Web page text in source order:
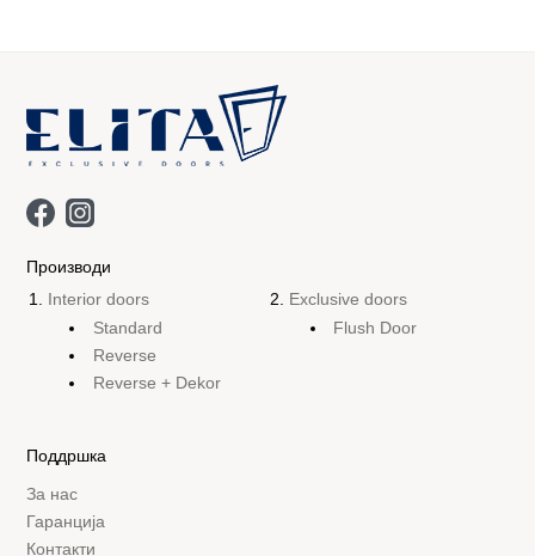
Производи
Interior doors
Standard
Reverse
Reverse + Dekor
Exclusive doors
Flush Door
Поддршка
За нас
Гаранција
Контакти